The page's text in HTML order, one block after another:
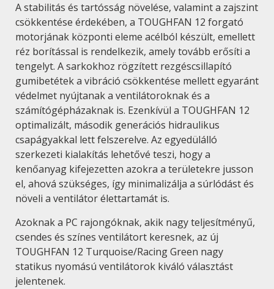
A stabilitás és tartósság növelése, valamint a zajszint
csökkentése érdekében, a TOUGHFAN 12 forgató
motorjának központi eleme acélból készült, emellett
réz borítással is rendelkezik, amely tovább erősíti a
tengelyt. A sarkokhoz rögzített rezgéscsillapító
gumibetétek a vibráció csökkentése mellett egyaránt
védelmet nyújtanak a ventilátoroknak és a
számítógépházaknak is. Ezenkívül a TOUGHFAN 12
optimalizált, második generációs hidraulikus
csapágyakkal lett felszerelve. Az egyedülálló
szerkezeti kialakítás lehetővé teszi, hogy a
kenőanyag kifejezetten azokra a területekre jusson
el, ahová szükséges, így minimalizálja a súrlódást és
növeli a ventilátor élettartamát is.
Azoknak a PC rajongóknak, akik nagy teljesítményű,
csendes és színes ventilátort keresnek, az új
TOUGHFAN 12 Turquoise/Racing Green nagy
statikus nyomású ventilátorok kiváló választást
jelentenek.